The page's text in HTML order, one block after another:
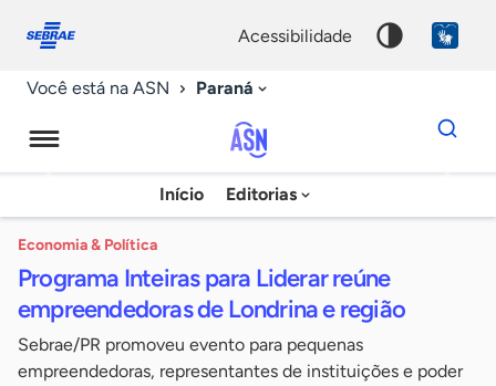
conosco
acessibilidade
Você está na ASN Paraná
Agência
Sebrae
Notícias
Início Editorias
Dados
para
chave
Economia & Política
Programa Inteiras para Liderar reúne
empreendedoras de Londrina e região
Sebrae/PR promoveu evento para pequenas
empreendedoras, representantes de instituições e poder